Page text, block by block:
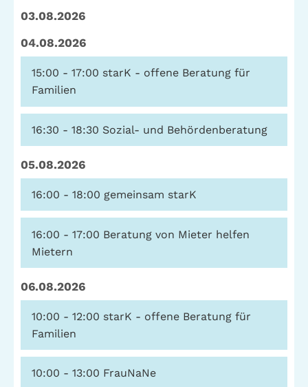
Familienberatung –
für Fragen zur
GWA St. Pauli e.V.
Gemeinwesenarbeit | Kulturarbeit | Sozialarbeit
Telefon: (040) 319 36 23
Fax: (040) 410 98 87 57
E-Mail:info@gwa-stpauli.de
Spenden: Investieren Sie in die GWA!
News Kalender
Kontakt Impressum Datenschutz
03.08.2026
04.08.2026
15:00 - 17:00 starK - offene Beratung für
Familien
16:30 - 18:30 Sozial- und Behördenberatung
05.08.2026
16:00 - 18:00 gemeinsam starK
16:00 - 17:00 Beratung von Mieter helfen
Mietern
06.08.2026
10:00 - 12:00 starK - offene Beratung für
Familien
10:00 - 13:00 FrauNaNe